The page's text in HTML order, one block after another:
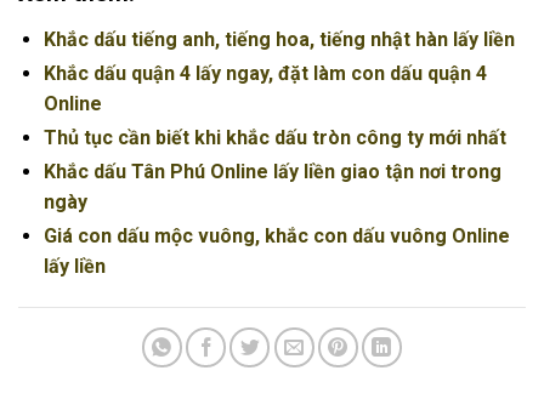
Khắc dấu tiếng anh, tiếng hoa, tiếng nhật hàn lấy liền
Khắc dấu quận 4 lấy ngay, đặt làm con dấu quận 4
Online
Thủ tục cần biết khi khắc dấu tròn công ty mới nhất
Khắc dấu Tân Phú Online lấy liền giao tận nơi trong
ngày
Giá con dấu mộc vuông, khắc con dấu vuông Online
lấy liền